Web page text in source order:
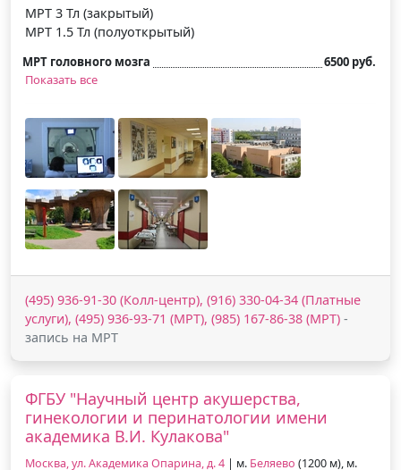
МРТ 3 Тл (закрытый)
МРТ 1.5 Тл (полуоткрытый)
МРТ головного мозга
6500 руб.
Показать все
(495) 936-91-30 (Колл-центр), (916) 330-04-34 (Платные
услуги), (495) 936-93-71 (МРТ), (985) 167-86-38 (МРТ) -
запись на МРТ
ФГБУ "Научный центр акушерства,
гинекологии и перинатологии имени
академика В.И. Кулакова"
Москва, ул. Академика Опарина, д. 4 | м. Беляево (1200 м), м.